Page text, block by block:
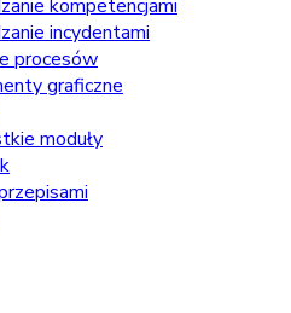
kompetencjami
incydentami
procesów
graficzne
moduły